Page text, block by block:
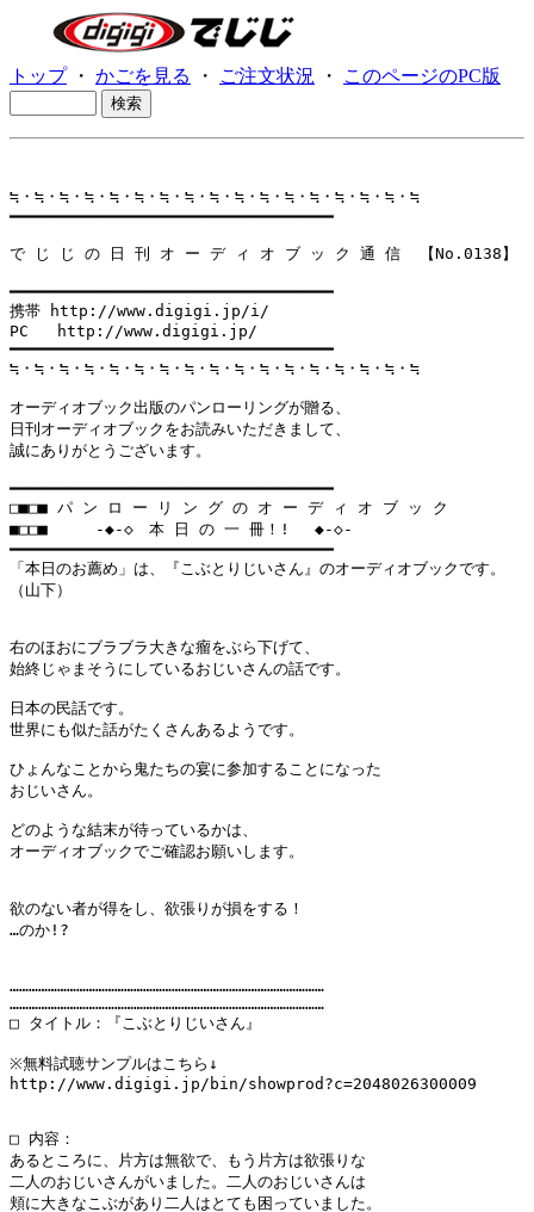
トップ・ かごを見る ・ ご注文状況 ・ このページのPC版
≒・≒・≒・≒・≒・≒・≒・≒・≒・≒・≒・≒・≒・≒・≒・≒・≒
━━━━━━━━━━━━━━━━━━━━━━━━━━━━━━━━━━
で じ じ の 日 刊 オ ー デ ィ オ ブ ッ ク 通 信  【No.0138】
━━━━━━━━━━━━━━━━━━━━━━━━━━━━━━━━━━
携帯 http://www.digigi.jp/i/
PC   http://www.digigi.jp/
━━━━━━━━━━━━━━━━━━━━━━━━━━━━━━━━━━
≒・≒・≒・≒・≒・≒・≒・≒・≒・≒・≒・≒・≒・≒・≒・≒・≒
オーディオブック出版のパンローリングが贈る、
日刊オーディオブックをお読みいただきまして、
誠にありがとうございます。
━━━━━━━━━━━━━━━━━━━━━━━━━━━━━━━━━━
□■□■ パ ン ロ ー リ ン グ の オ ー デ ィ オ ブ ッ ク
■□□■     -◆-◇　本 日 の 一 冊！! 　◆-◇-
━━━━━━━━━━━━━━━━━━━━━━━━━━━━━━━━━━
「本日のお薦め」は、『こぶとりじいさん』のオーディオブックです。
（山下）
右のほおにブラブラ大きな瘤をぶら下げて、
始終じゃまそうにしているおじいさんの話です。
日本の民話です。
世界にも似た話がたくさんあるようです。
ひょんなことから鬼たちの宴に参加することになった
おじいさん。
どのような結末が待っているかは、
オーディオブックでご確認お願いします。
欲のない者が得をし、欲張りが損をする！
…のか!?
………………………………………………………………………………………
………………………………………………………………………………………
□ タイトル：『こぶとりじいさん』
※無料試聴サンプルはこちら↓
http://www.digigi.jp/bin/showprod?c=2048026300009
□ 内容：
あるところに、片方は無欲で、もう片方は欲張りな
二人のおじいさんがいました。二人のおじいさんは
頬に大きなこぶがあり二人はとても困っていました。